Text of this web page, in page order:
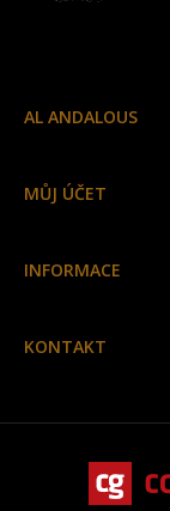
AL ANDALOUS
MŮJ ÚČET
INFORMACE
KONTAKT